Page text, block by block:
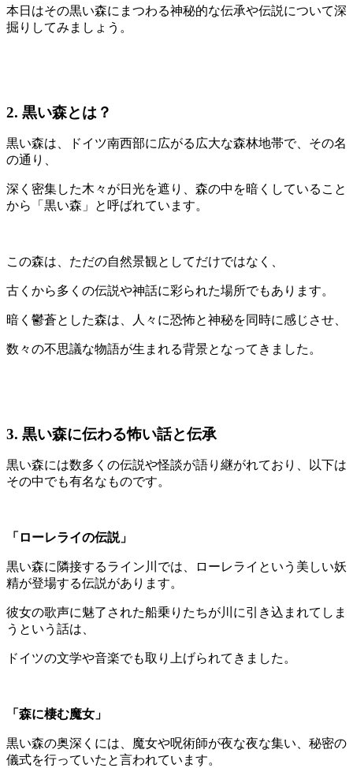
本日はその黒い森にまつわる神秘的な伝承や伝説について深
掘りしてみましょう。
2. 黒い森とは？
黒い森は、ドイツ南西部に広がる広大な森林地帯で、その名
の通り、
深く密集した木々が日光を遮り、森の中を暗くしていること
から「黒い森」と呼ばれています。
この森は、ただの自然景観としてだけではなく、
古くから多くの伝説や神話に彩られた場所でもあります。
暗く鬱蒼とした森は、人々に恐怖と神秘を同時に感じさせ、
数々の不思議な物語が生まれる背景となってきました。
3. 黒い森に伝わる怖い話と伝承
黒い森には数多くの伝説や怪談が語り継がれており、以下は
その中でも有名なものです。
「ローレライの伝説」
黒い森に隣接するライン川では、ローレライという美しい妖
精が登場する伝説があります。
彼女の歌声に魅了された船乗りたちが川に引き込まれてしま
うという話は、
ドイツの文学や音楽でも取り上げられてきました。
「森に棲む魔女」
黒い森の奥深くには、魔女や呪術師が夜な夜な集い、秘密の
儀式を行っていたと言われています。